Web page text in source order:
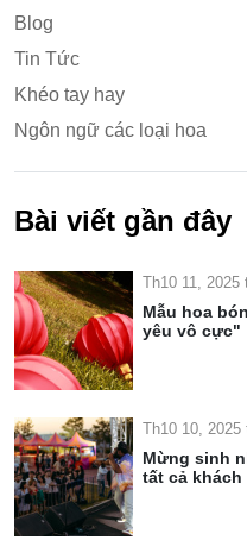
Blog
Tin Tức
Khéo tay hay
Ngôn ngữ các loại hoa
Bài viết gần đây
Th10 11, 2025
Mẫu hoa
yêu vô cực"
Th10 10, 2025
Mừng sinh
tất cả khách